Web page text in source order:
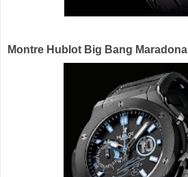
Montre Hublot Big Bang Maradona